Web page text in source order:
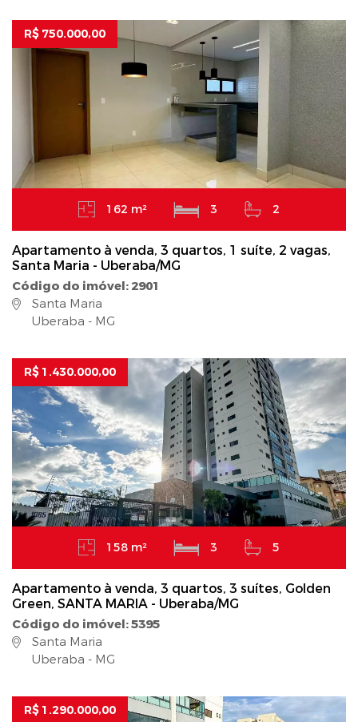
R$ 750.000,00
162 m² 3 2
Apartamento à venda, 3 quartos, 1 suíte, 2 vagas,
Santa Maria - Uberaba/MG
Código do imóvel: 2901
Santa Maria
Uberaba - MG
R$ 1.430.000,00
158 m² 3 5
Apartamento à venda, 3 quartos, 3 suítes, Golden
Green, SANTA MARIA - Uberaba/MG
Código do imóvel: 5395
Santa Maria
Uberaba - MG
R$ 1.290.000,00